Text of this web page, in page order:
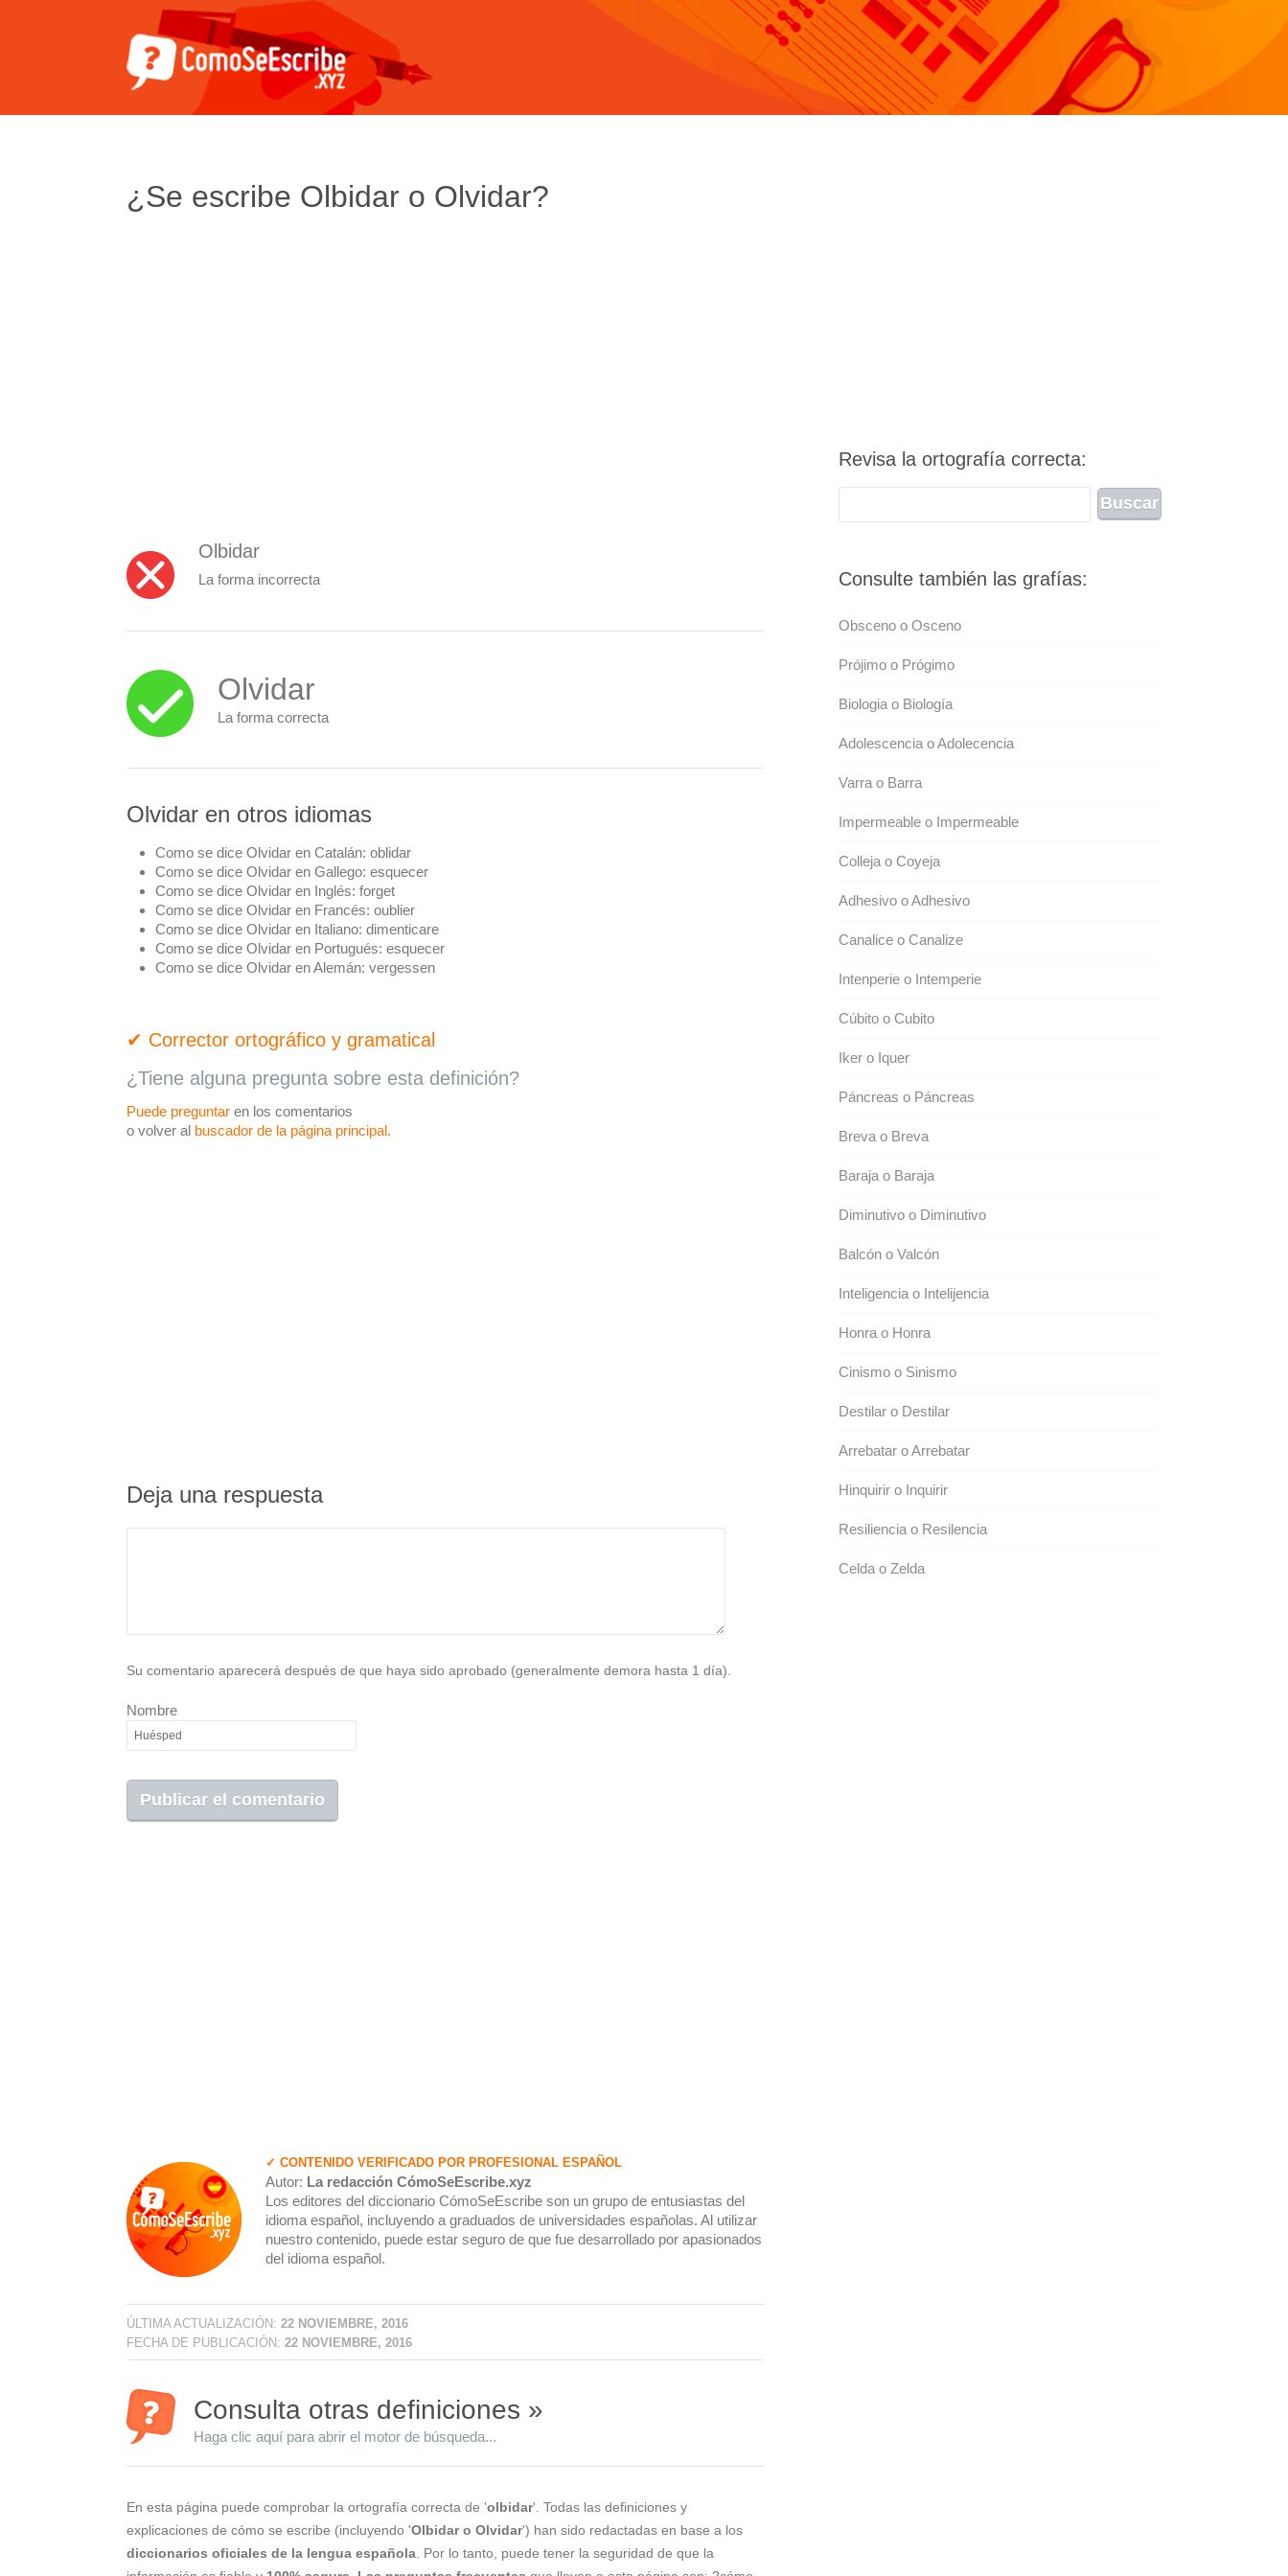
¿Se escribe Olbidar o Olvidar?
Olbidar
La forma incorrecta
Olvidar
La forma correcta
Olvidar en otros idiomas
Como se dice Olvidar en Catalán: oblidar
Como se dice Olvidar en Gallego: esquecer
Como se dice Olvidar en Inglés: forget
Como se dice Olvidar en Francés: oublier
Como se dice Olvidar en Italiano: dimenticare
Como se dice Olvidar en Portugués: esquecer
Como se dice Olvidar en Alemán: vergessen
✔ Corrector ortográfico y gramatical
¿Tiene alguna pregunta sobre esta definición?
Puede preguntar en los comentarios
o volver al buscador de la página principal.
Deja una respuesta
Su comentario aparecerá después de que haya sido aprobado (generalmente demora hasta 1 día).
Nombre
✓ CONTENIDO VERIFICADO POR PROFESIONAL ESPAÑOL
Autor: La redacción CómoSeEscribe.xyz
Los editores del diccionario CómoSeEscribe son un grupo de entusiastas del
idioma español, incluyendo a graduados de universidades españolas. Al utilizar
nuestro contenido, puede estar seguro de que fue desarrollado por apasionados
del idioma español.
ÚLTIMA ACTUALIZACIÓN: 22 NOVIEMBRE, 2016
FECHA DE PUBLICACIÓN: 22 NOVIEMBRE, 2016
Consulta otras definiciones »
Haga clic aquí para abrir el motor de búsqueda...
En esta página puede comprobar la ortografía correcta de 'olbidar'. Todas las definiciones y
explicaciones de cómo se escribe (incluyendo 'Olbidar o Olvidar') han sido redactadas en base a los
diccionarios oficiales de la lengua española . Por lo tanto, puede tener la seguridad de que la
Revisa la ortografía correcta:
Consulte también las grafías:
Obsceno o Osceno
Prójimo o Prógimo
Biologia o Biología
Adolescencia o Adolecencia
Varra o Barra
Impermeable o Impermeable
Colleja o Coyeja
Adhesivo o Adhesivo
Canalice o Canalize
Intenperie o Intemperie
Cúbito o Cubito
Iker o Iquer
Páncreas o Páncreas
Breva o Breva
Baraja o Baraja
Diminutivo o Diminutivo
Balcón o Valcón
Inteligencia o Intelijencia
Honra o Honra
Cinismo o Sinismo
Destilar o Destilar
Arrebatar o Arrebatar
Hinquirir o Inquirir
Resiliencia o Resilencia
Celda o Zelda